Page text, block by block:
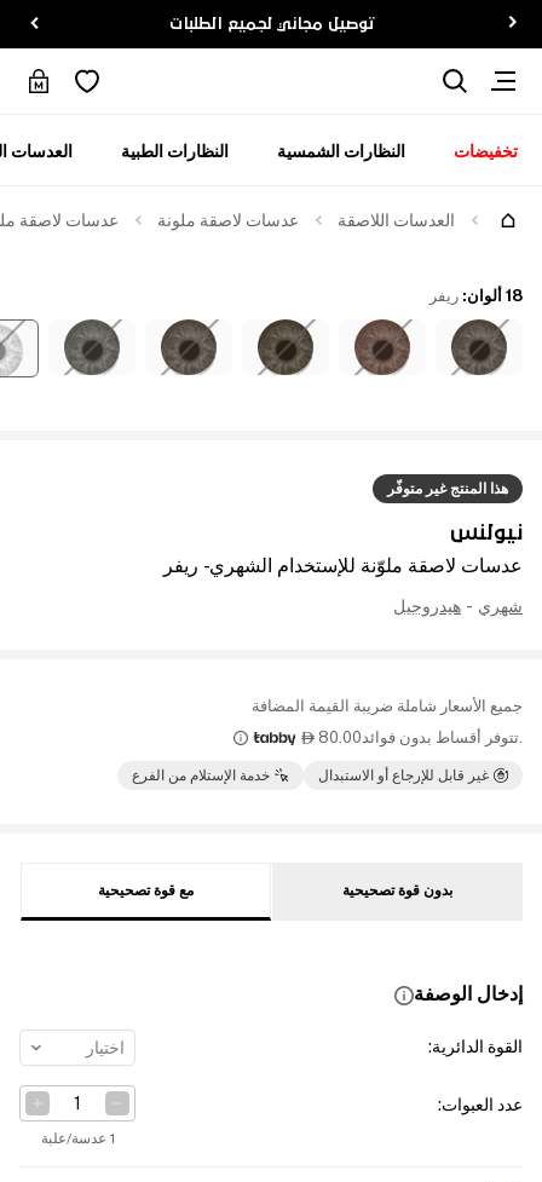
توصيل مجاني لجميع الطلبات
تخفيضات النظارات الشمسية النظارات الطبية العدسات
العدسات اللاصقة عدسات لاصقة ملونة عدسات لاصقة
هذا المنتج غير متوفّر
نيولنس
عدسات لاصقة ملوّنة للإستخدام الشهري - ريفر
شهري - هيدروجيل
جميع الأسعار شاملة ضريبة القيمة المضافة
.تتوفر أقساط بدون فوائد80.00

غير قابل للإرجاع أو الاستبدال خدمة الإستلام من الفرع
18 ألوان : ريفر
بدون قوة تصحيحية مع قوة تصحيحية
إدخال الوصفة
القوة الدائرية: اختيار
عدد العبوات:
1 عدسة/علبة